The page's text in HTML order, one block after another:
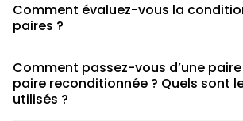
pour déterminer la taille appropriée, que
en dessous, au-dessus ou correspondant
Comment évaluez-vous la
paires ?
défauts spécifiques de chaque paire.
Comment passez-vous d’une
paire reconditionnée ? Quels sont
utilisés ?